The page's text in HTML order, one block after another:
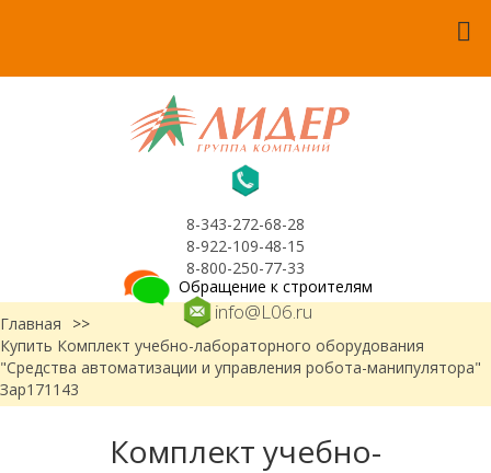
8-343-272-68-28
8-922-109-48-15
8-800-250-77-33
info@L06.ru
Обращение к строителям
Главная
>>
Купить Комплект учебно-лабораторного оборудования
"Средства автоматизации и управления робота-манипулятора"
Зар171143
Комплект учебно-